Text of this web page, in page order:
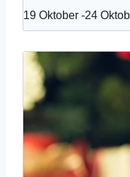
19 Oktober -24